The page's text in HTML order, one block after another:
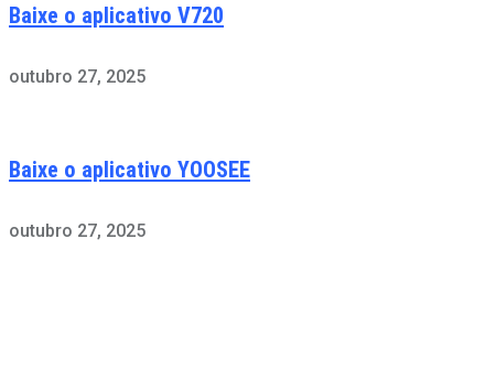
Baixe o aplicativo V720
outubro 27, 2025
Baixe o aplicativo YOOSEE
outubro 27, 2025